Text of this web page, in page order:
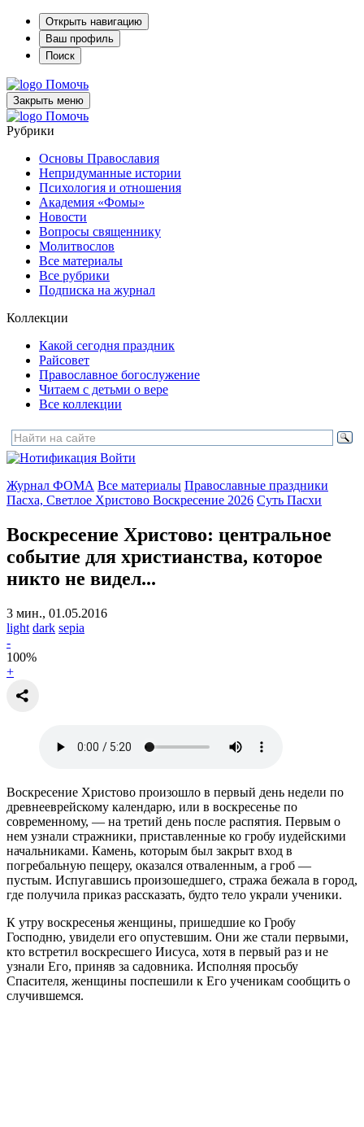
Открыть навигацию
Ваш профиль
Поиск
Помочь
Закрыть меню
Помочь
Рубрики
Основы Православия
Непридуманные истории
Психология и отношения
Академия «Фомы»
Новости
Вопросы священнику
Молитвослов
Все материалы
Все рубрики
Подписка на журнал
Коллекции
Какой сегодня праздник
Райсовет
Православное богослужение
Читаем с детьми о вере
Все коллекции
Войти
Журнал ФОМА Все материалы Православные праздники
Пасха, Светлое Христово Воскресение 2026 Суть Пасхи
Воскресение Христово: центральное
событие для христианства, которое
никто не видел...
3 мин., 01.05.2016
light dark sepia
-
100%
+
Воскресение Христово произошло в первый день недели по
древнееврейскому календарю, или в воскресенье по
современному, — на третий день после распятия. Первым о
нем узнали стражники, приставленные ко гробу иудейскими
начальниками. Камень, которым был закрыт вход в
погребальную пещеру, оказался отваленным, а гроб —
пустым. Испугавшись произошедшего, стража бежала в город,
где получила приказ рассказать, будто тело украли ученики.
К утру воскресенья женщины, пришедшие ко Гробу
Господню, увидели его опустевшим. Они же стали первыми,
кто встретил воскресшего Иисуса, хотя в первый раз и не
узнали Его, приняв за садовника. Исполняя просьбу
Спасителя, женщины поспешили к Его ученикам сообщить о
случившемся.